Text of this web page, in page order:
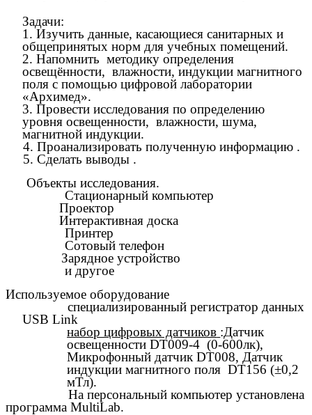
Задачи:
1. Изучить данные, касающиеся санитарных и
общепринятых норм для учебных помещений.
2. Напомнить методику определения
освещённости, влажности, индукции магнитного
поля с помощью цифровой лаборатории
«Архимед».
3. Провести исследования по определению
уровня освещенности, влажности, шума,
магнитной индукции.
4. Проанализировать полученную информацию .
5. Сделать выводы .
Объекты исследования.
Стационарный компьютер
Проектор
Интерактивная доска
Принтер
Сотовый телефон
Зарядное устройство
и другое
Используемое оборудование
специализированный регистратор данных
USB Link
набор цифровых датчиков :Датчик
освещенности DT009-4 (0-600лк),
Микрофонный датчик DT008, Датчик
индукции магнитного поля DT156 (±0,2
мТл).
На персональный компьютер установлена
программа MultiLab.